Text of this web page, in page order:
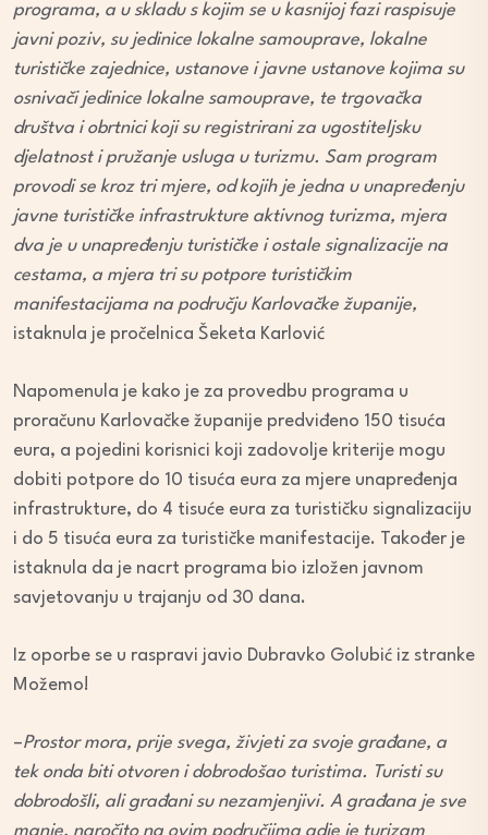
programa, a u skladu s kojim se u kasnijoj fazi raspisuje
javni poziv, su jedinice lokalne samouprave, lokalne
turističke zajednice, ustanove i javne ustanove kojima su
osnivači jedinice lokalne samouprave, te trgovačka
društva i obrtnici koji su registrirani za ugostiteljsku
djelatnost i pružanje usluga u turizmu. Sam program
provodi se kroz tri mjere, od kojih je jedna u unapređenju
javne turističke infrastrukture aktivnog turizma, mjera
dva je u unapređenju turističke i ostale signalizacije na
cestama, a mjera tri su potpore turističkim
manifestacijama na području Karlovačke županije,
istaknula je pročelnica Šeketa Karlović
Napomenula je kako je za provedbu programa u
proračunu Karlovačke županije predviđeno 150 tisuća
eura, a pojedini korisnici koji zadovolje kriterije mogu
dobiti potpore do 10 tisuća eura za mjere unapređenja
infrastrukture, do 4 tisuće eura za turističku signalizaciju
i do 5 tisuća eura za turističke manifestacije. Također je
istaknula da je nacrt programa bio izložen javnom
savjetovanju u trajanju od 30 dana.
Iz oporbe se u raspravi javio Dubravko Golubić iz stranke
Možemo!
–Prostor mora, prije svega, živjeti za svoje građane, a
tek onda biti otvoren i dobrodošao turistima. Turisti su
dobrodošli, ali građani su nezamjenjivi. A građana je sve